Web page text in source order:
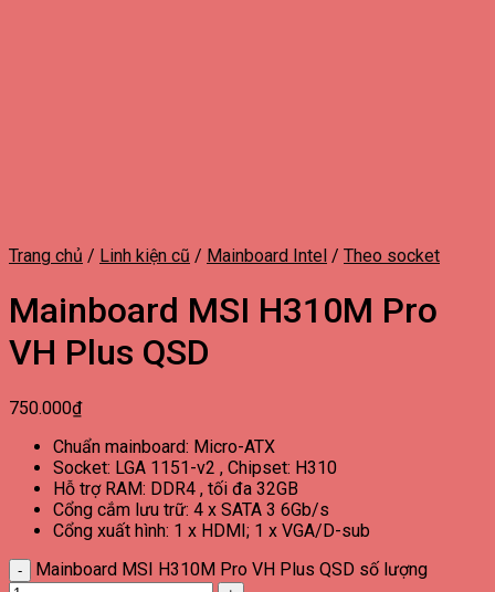
Trang chủ / Linh kiện cũ / Mainboard Intel / Theo socket
Mainboard MSI H310M Pro
VH Plus QSD
750.000₫
Chuẩn mainboard: Micro-ATX
Socket: LGA 1151-v2 , Chipset: H310
Hỗ trợ RAM: DDR4 , tối đa 32GB
Cổng cắm lưu trữ: 4 x SATA 3 6Gb/s
Cổng xuất hình: 1 x HDMI; 1 x VGA/D-sub
Mainboard MSI H310M Pro VH Plus QSD số lượng